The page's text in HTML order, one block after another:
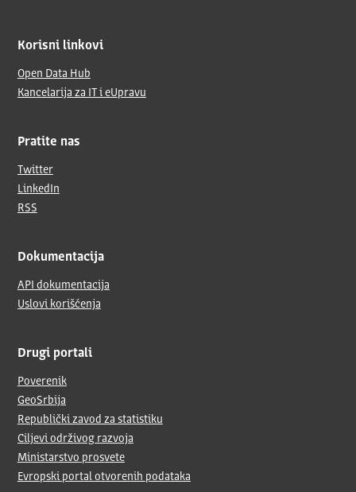
Korisni linkovi
Open Data Hub
Kancelarija za IT i eUpravu
Pratite nas
Twitter
LinkedIn
RSS
Dokumentacija
API dokumentacija
Uslovi korišćenja
Drugi portali
Poverenik
GeoSrbija
Republički zavod za statistiku
Ciljevi održivog razvoja
Ministarstvo prosvete
Evropski portal otvorenih podataka